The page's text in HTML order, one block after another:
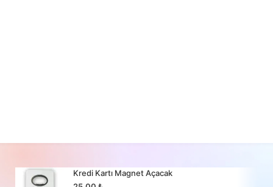
Kredi Kartı Magnet Açacak